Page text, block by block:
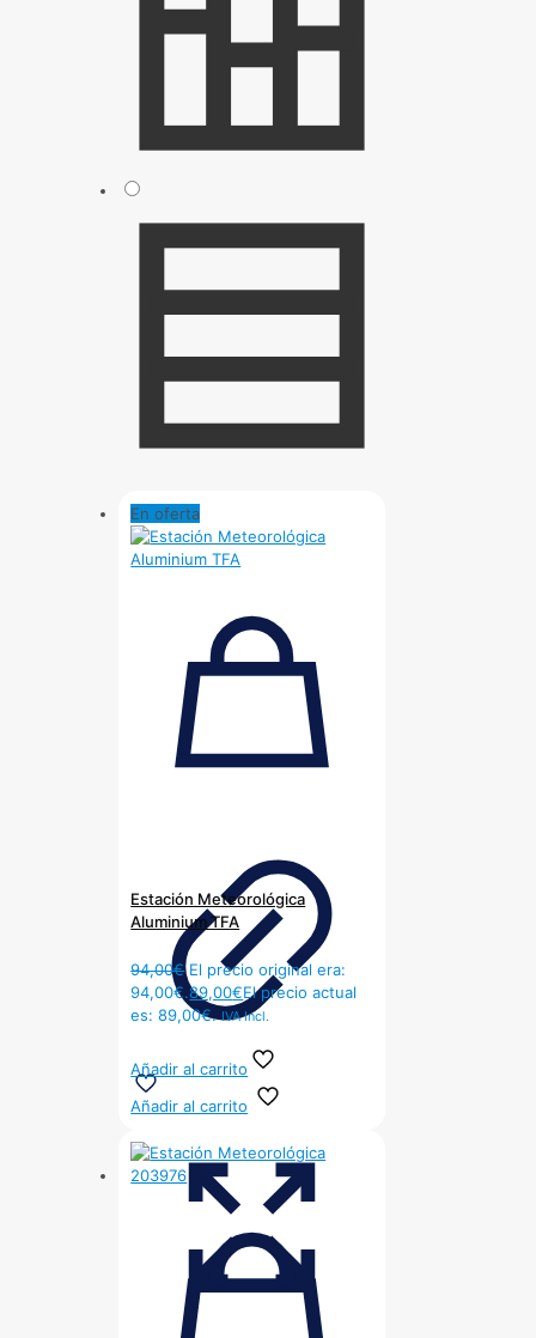
En oferta
Estación Meteorológica
Aluminium TFA
94,00€ El precio original era:
94,00€.89,00€El precio actual
es: 89,00€. IVA Incl.
Añadir al carrito
Añadir al carrito